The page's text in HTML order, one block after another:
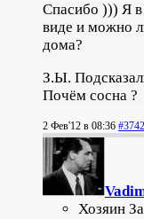
Спасибо ))) Я в
виде и можно
дома?
З.Ы.
Почём сосна ?
2 Фев'12 в 08:36
Хозяин